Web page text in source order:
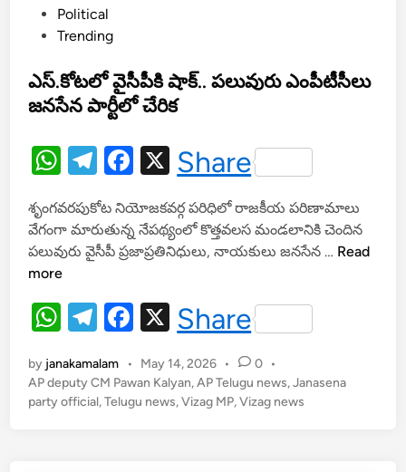
లో
e
d
n
Political
Trending
ఎస్.కోటలో వైసీపీకి షాక్.. పలువురు ఎంపీటీసీలు
జనసేన పార్టీలో చేరిక
W
at
s
A
p
p
T
e
gr
m
F
c
e
o
o
k
X
Share
శృంగవరపుకోట నియోజకవర్గ పరిధిలో రాజకీయ పరిణామాలు
వేగంగా మారుతున్న నేపథ్యంలో కొత్తవలస మండలానికి చెందిన
పలువురు వైసీపీ ప్రజాప్రతినిధులు, నాయకులు జనసేన … ఎ
వై
Read
more
W
at
s
T
e
gr
F
c
e
X
Share
by janakamalam • May 14, 2026 • 0 •
AP deputy CM Pawan Kalyan,AP Telugu news,Janasena
party official,Telugu news,Vizag MP,Vizag news